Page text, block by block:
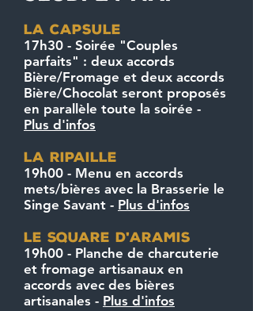
La capsule
17h30 - Soirée "Couples
parfaits" : deux accords
Bière/Fromage et deux accords
Bière/Chocolat seront proposés
en parallèle toute la soirée -
Plus d'infos
La ripaille
19h00 - Menu en accords
mets/bières avec la Brasserie le
Singe Savant - Plus d'infos
Le square d'aramis
19h00 - Planche de charcuterie
et fromage artisanaux en
accords avec des bières
artisanales - Plus d'infos